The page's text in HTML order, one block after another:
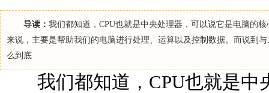
导读： 我们都知道，CPU也就是中央处理器，可以说它是电脑的
来说，主要是帮助我们的电脑进行处理、运算以及控制数据。而说到
么到底
我们都知道，CPU也就是中